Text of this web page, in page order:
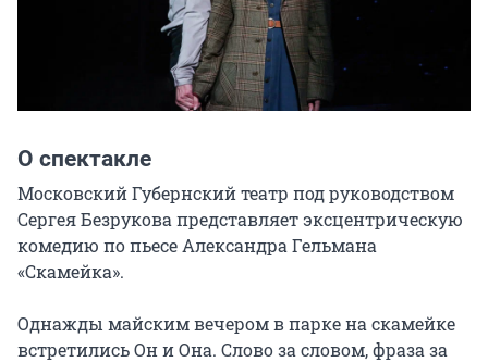
О спектакле
Московский Губернский театр под руководством
Сергея Безрукова представляет эксцентрическую
комедию по пьесе Александра Гельмана
«Скамейка».
Однажды майским вечером в парке на скамейке
встретились Он и Она. Слово за словом, фраза за